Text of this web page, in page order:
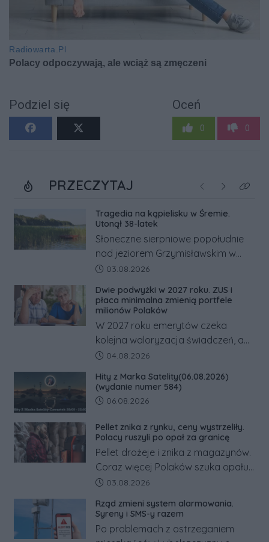
Podziel się Oceń
0 0
PRZECZYTAJ Poprzednie
NastępneKliknij
Tragedia na kąpielisku w Śremie.
Utonął 38-latek
Słoneczne sierpniowe popołudnie
nad jeziorem Grzymisławskim w
powiecie śremskim zakończyło się
odwrócić nawet natychmiastowe
działania służb ratunkowych.
Data dodania artykułu:
03.08.2026
Dwie podwyżki w 2027 roku. ZUS i
płaca minimalna zmienią portfele
milionów Polaków
W 2027 roku emerytów czeka
kolejna waloryzacja świadczeń, a
pracowników podwyżka płacy
tym zmianom zyskają.
Data dodania artykułu:
04.08.2026
Hity z Marka Satelity(06.08.2026)
(wydanie numer 584)
Data dodania artykułu:
06.08.2026
Pellet znika z rynku, ceny wystrzeliły.
Polacy ruszyli po opał za granicę
Pellet drożeje i znika z magazynów.
Coraz więcej Polaków szuka opału
za granicą, gdzie bywa nawet
Co się dzieje?
Data dodania artykułu:
03.08.2026
Rząd zmieni system alarmowania.
Syreny i SMS-y razem
Po problemach z ostrzeganiem